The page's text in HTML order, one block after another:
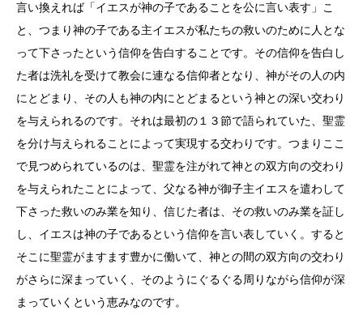
言い換えれば「イエスが神の子であることを公に言い表す」こ
と、つまり神の子である主イエスが私たちの救いのために人とな
って下さったという信仰を告白することです。その信仰を告白し
た者は洗礼を受けて教会に連なる信仰者となり、神がその人の内
にとどまり、その人も神の内にとどまるという神との深い交わり
を与えられるのです。それは最初の１３節で語られていた、聖霊
を分け与えられることによって実現する交わりです。つまりここ
で見つめられているのは、聖霊を注がれて神との双方向の交わり
を与えられたことによって、父なる神が御子主イエスを遣わして
下さった救いのみ業を知り、信じた者は、その救いのみ業を証し
し、イエスは神の子であるという信仰を言い表していく。すると
そこに聖霊がますます豊かに働いて、神との間の双方向の交わり
がさらに深まっていく、そのようにぐるぐる周りながら信仰が深
まっていくという恵みなのです。